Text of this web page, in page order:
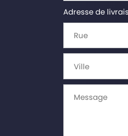
Adresse de